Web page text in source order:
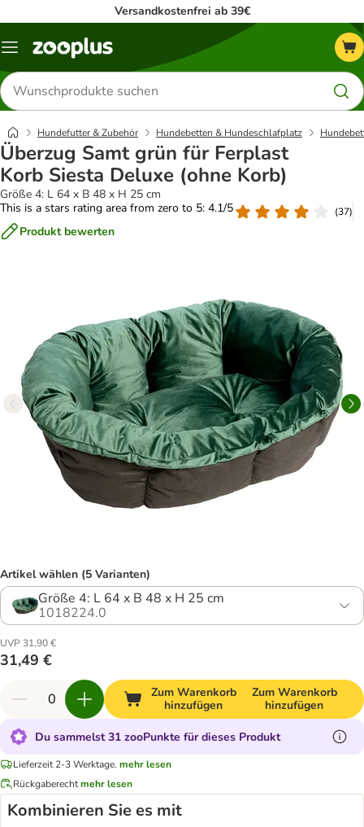
Versandkostenfrei ab 39€
Menü
Produkte
suchen
Hundefutter & Zubehör Hundebetten & Hundeschlafplatz
Überzug Samt grün für Ferplast
Korb Siesta Deluxe (ohne Korb)
Größe 4: L 64 x B 48 x H 25 cm
This is a stars rating area from zero to 5: 4.1/5
(37)
Produkt bewerten
Artikel wählen (5 Varianten)
Größe 4: L 64 x B 48 x H 25 cm
1018224.0
UVP 31,90 €
31,49 €
Zum Warenkorb
hinzufügen
Zum Warenkorb
hinzufügen
Du sammelst 31 zooPunkte für dieses Produkt
Lieferzeit 2-3 Werktage. mehr lesen
Rückgaberechtmehr lesen
Kombinieren Sie es mit